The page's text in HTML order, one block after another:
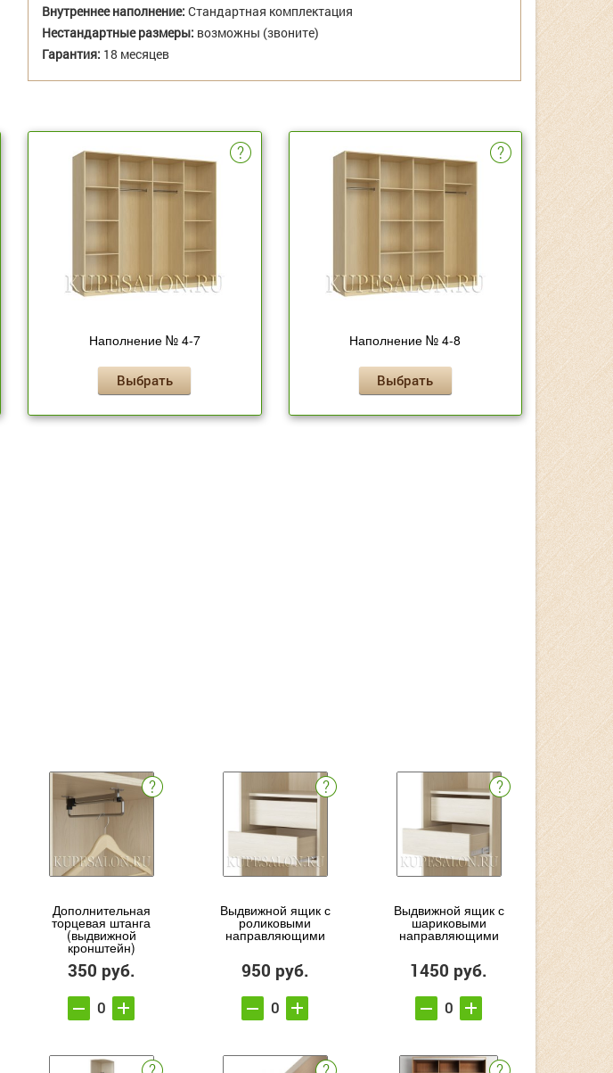
Внутреннее наполнение: Стандартная комплектация
Нестандартные размеры: возможны (звоните)
Гарантия: 18 месяцев
Наполнение № 4-7
Выбрать
Наполнение № 4-8
Выбрать
Дополнительная
торцевая штанга
(выдвижной
кронштейн)
350 руб.
Выдвижной ящик с
роликовыми
направляющими
950 руб.
Выдвижной ящик с
шариковыми
направляющими
1450 руб.